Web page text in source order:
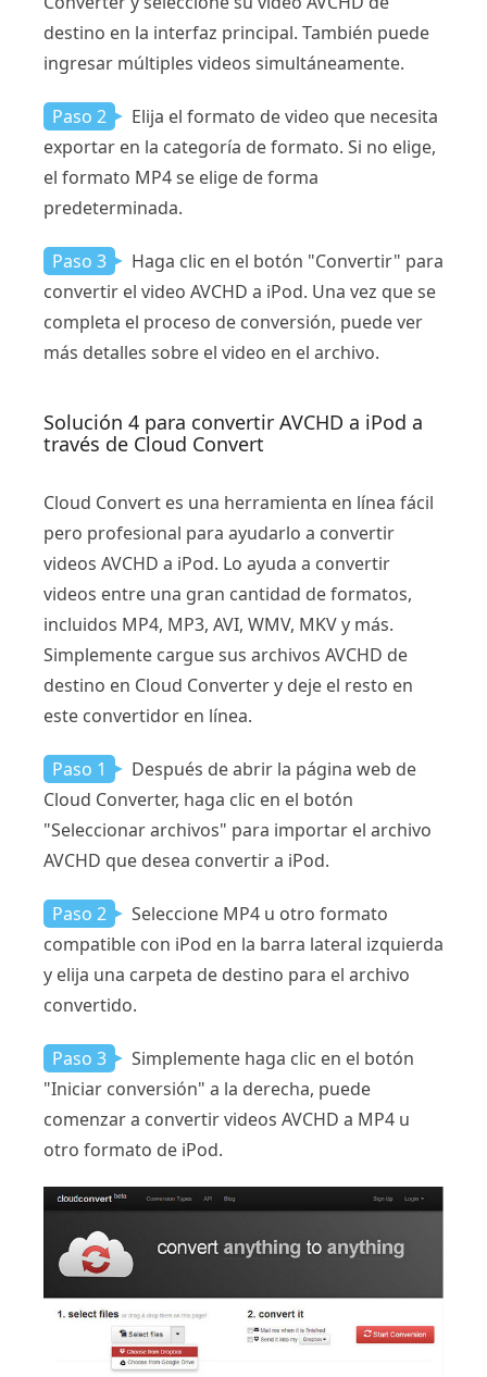
destino en la interfaz principal. También puede
ingresar múltiples videos simultáneamente.
Paso 2
Elija el formato de video que necesita
exportar en la categoría de formato. Si no elige,
el formato MP4 se elige de forma
predeterminada.
Paso 3
Haga clic en el botón "Convertir" para
convertir el video AVCHD a iPod. Una vez que se
completa el proceso de conversión, puede ver
más detalles sobre el video en el archivo.
Solución 4 para convertir AVCHD a iPod a
través de Cloud Convert
Cloud Convert es una herramienta en línea fácil
pero profesional para ayudarlo a convertir
videos AVCHD a iPod. Lo ayuda a convertir
videos entre una gran cantidad de formatos,
incluidos MP4, MP3, AVI, WMV, MKV y más.
Simplemente cargue sus archivos AVCHD de
destino en Cloud Converter y deje el resto en
este convertidor en línea.
Paso 1
Después de abrir la página web de
Cloud Converter, haga clic en el botón
"Seleccionar archivos" para importar el archivo
AVCHD que desea convertir a iPod.
Paso 2
Seleccione MP4 u otro formato
compatible con iPod en la barra lateral izquierda
y elija una carpeta de destino para el archivo
convertido.
Paso 3
Simplemente haga clic en el botón
"Iniciar conversión" a la derecha, puede
comenzar a convertir videos AVCHD a MP4 u
otro formato de iPod.